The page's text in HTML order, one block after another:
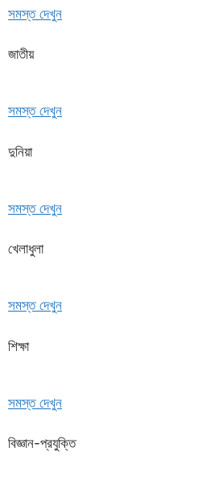
সমস্ত দেখুন
জাতীয়
সমস্ত দেখুন
দুনিয়া
সমস্ত দেখুন
খেলাধুলা
সমস্ত দেখুন
শিক্ষা
সমস্ত দেখুন
বিজ্ঞান-প্রযুক্তি